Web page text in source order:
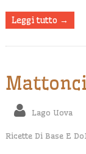
Leggi tutto →
Lago Uova
Ricette Di Base E